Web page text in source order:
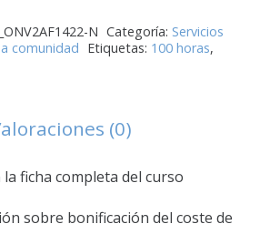
N Categoría: Servicios
comunidad Etiquetas: 100 horas,
(0)
la ficha completa del curso
sobre bonificación del coste de